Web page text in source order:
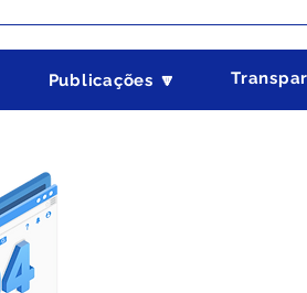
Publicações 🔽